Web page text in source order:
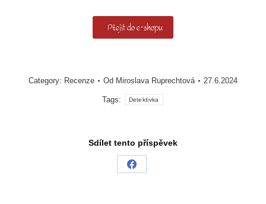
Přejít do e-shopu
Category: Recenze Od Miroslava Ruprechtová 27.6.2024
Tags: Detektivka
Sdílet tento příspěvek
Share